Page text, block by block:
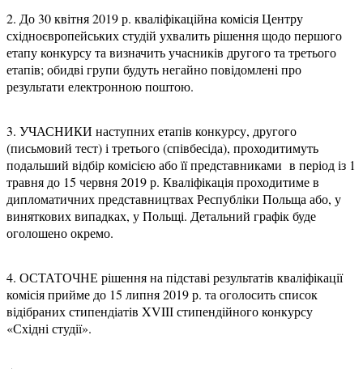
2. До 30 квітня 2019 р. кваліфікаційна комісія Центру
східноєвропейських студій ухвалить рішення щодо першого
етапу конкурсу та визначить учасників другого та третього
етапів; обидві групи будуть негайно повідомлені про
результати електронною поштою.
3. УЧАСНИКИ наступних етапів конкурсу, другого
(письмовий тест) і третього (співбесіда), проходитимуть
подальший відбір комісією або її представниками в період із 1
травня до 15 червня 2019 р. Кваліфікація проходитиме в
дипломатичних представництвах Республіки Польща або, у
виняткових випадках, у Польщі. Детальний графік буде
оголошено окремо.
4. ОСТАТОЧНЕ рішення на підставі результатів кваліфікації
комісія прийме до 15 липня 2019 р. та оголосить список
відібраних стипендіатів XVIIІ стипендійного конкурсу
«Східні студії».